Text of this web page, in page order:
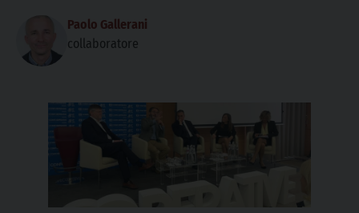
Paolo Gallerani
collaboratore